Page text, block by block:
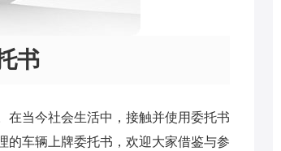
书
在当今社会生活中，接触并使用委托书
的车辆上牌委托书，欢迎大家借鉴与参